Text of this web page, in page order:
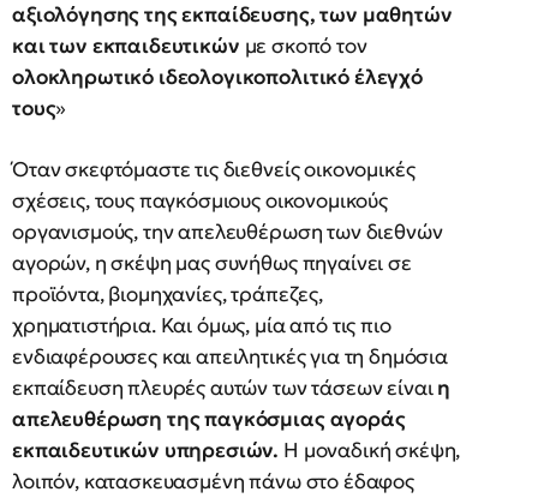
αξιολόγησης της εκπαίδευσης, των μαθητών
καιτων εκπαιδευτικών με σκοπό τον
ολοκληρωτικό ιδεολογικοπολιτικό έλεγχό
τους»
Όταν σκεφτόμαστε τις διεθνείς οικονομικές
σχέσεις, τους παγκόσμιους οικονομικούς
οργανισμούς, την απελευθέρωση των διεθνών
αγορών, η σκέψη μας συνήθως πηγαίνει σε
προϊόντα, βιομηχανίες, τράπεζες,
χρηματιστήρια. Και όμως, μία από τις πιο
ενδιαφέρουσες ­και απειλητικές για τη δημόσια
εκπαίδευση­ πλευρές αυτών των τάσεων είναιη
απελευθέρωση της παγκόσμιας αγοράς
εκπαιδευτικών υπηρεσιών. H μοναδική σκέψη,
λοιπόν, κατασκευασμένη πάνω στο έδαφος